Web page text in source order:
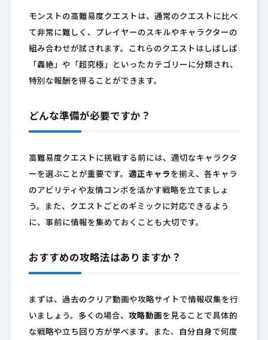
モンストの高難易度クエストは、通常のクエストに比べ
て非常に難しく、プレイヤーのスキルやキャラクターの
組み合わせが試されます。これらのクエストはしばしば
「轟絶」や「超究極」といったカテゴリーに分類され、
特別な報酬を得ることができます。
どんな準備が必要ですか？
高難易度クエストに挑戦する前には、適切なキャラクタ
ーを選ぶことが重要です。 適正キャラ を揃え、各キャラ
のアビリティや友情コンボを活かす戦略を立てましょ
う。また、クエストごとのギミックに対応できるよう
に、事前に情報を集めておくことも大切です。
おすすめの攻略法はありますか？
まずは、過去のクリア動画や攻略サイトで情報収集を行
いましょう。多くの場合、 攻略動画を見ることで具体的
な戦略や立ち回り方が学べます。また、自分自身で何度